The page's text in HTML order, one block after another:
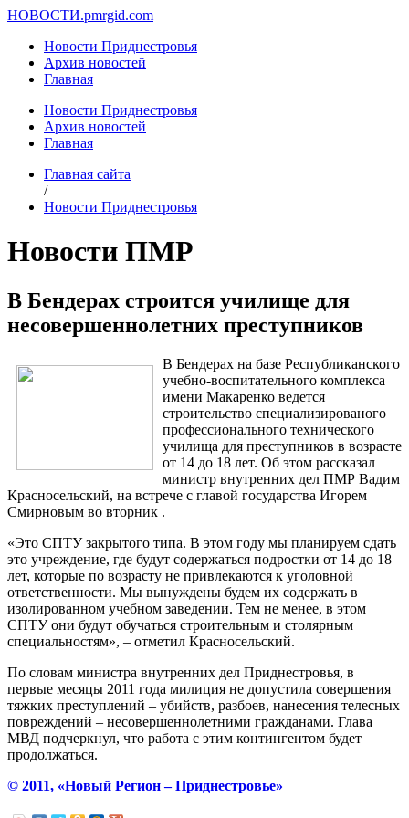
НОВОСТИ.pmrgid.com
Новости Приднестровья
Архив новостей
Главная
Новости Приднестровья
Архив новостей
Главная
Главная сайта
/
Новости Приднестровья
Новости ПМР
В Бендерах строится училище для
несовершеннолетних преступников
В Бендерах на базе Республиканского
учебно-воспитательного комплекса
имени Макаренко ведется
строительство специализированого
профессионального технического
училища для преступников в возрасте
от 14 до 18 лет. Об этом рассказал
министр внутренних дел ПМР Вадим
Красносельский, на встрече с главой государства Игорем
Смирновым во вторник .
«Это СПТУ закрытого типа. В этом году мы планируем сдать
это учреждение, где будут содержаться подростки от 14 до 18
лет, которые по возрасту не привлекаются к уголовной
ответственности. Мы вынуждены будем их содержать в
изолированном учебном заведении. Тем не менее, в этом
СПТУ они будут обучаться строительным и столярным
специальностям», – отметил Красносельский.
По словам министра внутренних дел Приднестровья, в
первые месяцы 2011 года милиция не допустила совершения
тяжких преступлений – убийств, разбоев, нанесения телесных
повреждений – несовершеннолетними гражданами. Глава
МВД подчеркнул, что работа с этим контингентом будет
продолжаться.
© 2011, «Новый Регион – Приднестровье»